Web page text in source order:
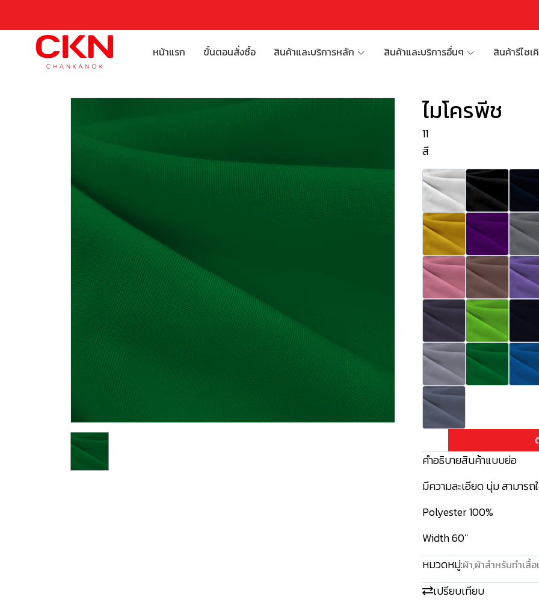
หน้าแรก ขั้นตอนสั่งซื้อ สินค้าและบริการหลัก สินค้าและบริการอื่นๆ สินค้ารีไซเ
ไมโครพีช
11
สี
คำอธิบายสินค้าแบบย่อ
มีความละเอียด นุ่ม สามารถ
Polyester 100%
Width 60''
หมวดหมู่:ผ้า,ผ้าสำหรับทำเสื้
เปรียบเทียบ